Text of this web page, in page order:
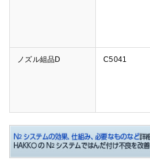
ノズル組品D C5041